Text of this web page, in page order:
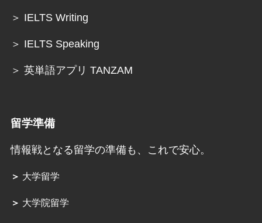
＞ IELTS Writing
＞ IELTS Speaking
＞ 英単語アプリ TANZAM
留学準備
情報戦となる留学の準備も、これで安心。
＞ 大学留学
＞ 大学院留学